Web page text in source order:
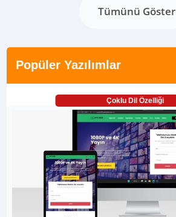
Tümünü Göster
Popüler Yazılımlar
Çoklu Dil Özelliği